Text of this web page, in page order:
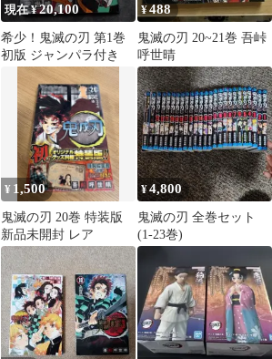
現在 ¥20,100
希少！鬼滅の刃 第1巻
初版 ジャンパラ付き
¥488
鬼滅の刃 20~21巻 吾峠
呼世晴
¥ 1,500
鬼滅の刃 20巻 特装版
新品未開封 レア
¥4,800
鬼滅の刃 全巻セット
(1-23巻)